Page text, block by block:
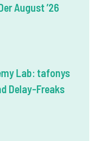
August ’26
Lab: tafonys
Delay-Freaks